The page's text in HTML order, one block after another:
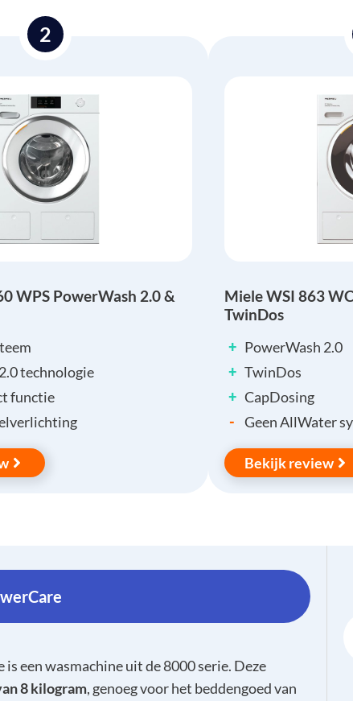
2
WPS PowerWash 2.0 &
technologie
functie
Miele WSI 863
TwinDos
+ PowerWash 2.0
+ TwinDos
+ CapDosing
- Geen AllWater
Bekijk review
is een wasmachine uit de 8000 serie. Deze
8 kilogram, genoeg voor het beddengoed van